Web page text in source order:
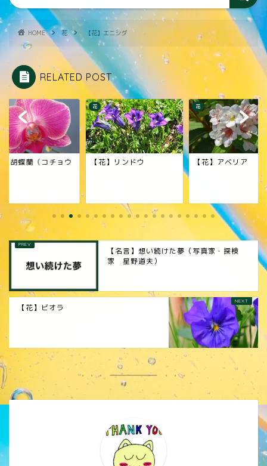
HOME 花 【花】エニシダ
RELATED POST
】胡蝶蘭（コチョウ
花
【花】リンドウ
花
【花】アベリア
【名言】想い続けた夢（写真家・探検
家 星野道夫）
【花】ビオラ